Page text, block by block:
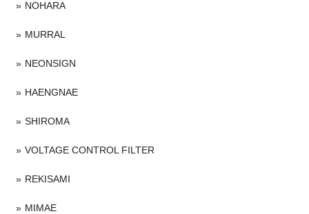
NOHARA
MURRAL
NEONSIGN
HAENGNAE
SHIROMA
VOLTAGE CONTROL FILTER
REKISAMI
MIMAE